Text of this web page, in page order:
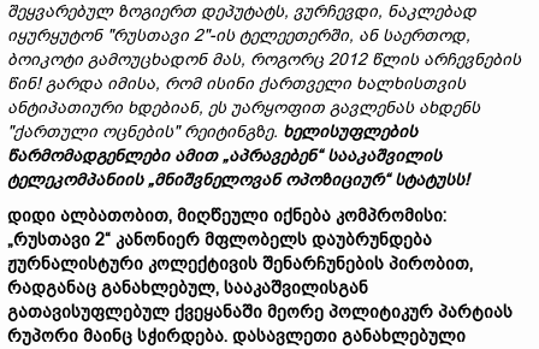
შეყვარებულ ზოგიერთ დეპუტატს, ვურჩევდი, ნაკლებად
იყურყუტონ "რუსთავი 2"-ის ტელეეთერში, ან საერთოდ,
ბოიკოტი გამოუცხადონ მას, როგორც 2012 წლის არჩევნების
წინ! გარდა იმისა, რომ ისინი ქართველი ხალხისთვის
ანტიპათიური ხდებიან, ეს უარყოფით გავლენას ახდენს
"ქართული ოცნების" რეიტინგზე. ხელისუფლების
წარმომადგენლები ამით„აპრავებენ“ სააკაშვილის
ტელეკომპანიის„მნიშვნელოვან ოპოზიციურ“ სტატუსს!
დიდი ალბათობით, მიღწეული იქნება კომპრომისი:
„რუსთავი 2“ კანონიერ მფლობელს დაუბრუნდება
ჟურნალისტური კოლექტივის შენარჩუნების პირობით,
რადგანაც განახლებულ, სააკაშვილისგან
გათავისუფლებულ ქვეყანაში მეორე პოლიტიკურ პარტიას
რუპორი მაინც სჭირდება. დასავლეთი განახლებული